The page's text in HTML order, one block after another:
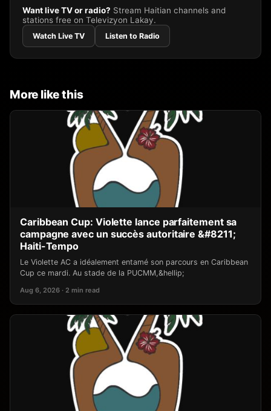
Want live TV or radio? Stream Haitian channels and
stations free on Televizyon Lakay.
Watch Live TV Listen to Radio
More like this
Caribbean Cup: Violette lance parfaitement sa
campagne avec un succès autoritaire &#8211;
Haiti-Tempo
Le Violette AC a idéalement entamé son parcours en Caribbean
Cup ce mardi. Au stade de la PUCMM,&hellip;
Aug 6, 2026 · 2 min read